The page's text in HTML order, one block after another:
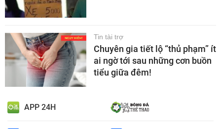
Tin tài trợ
Chuyên gia tiết lộ “thủ phạm” ít
ai ngờ tới sau những cơn buồn
tiểu giữa đêm!
APP 24H